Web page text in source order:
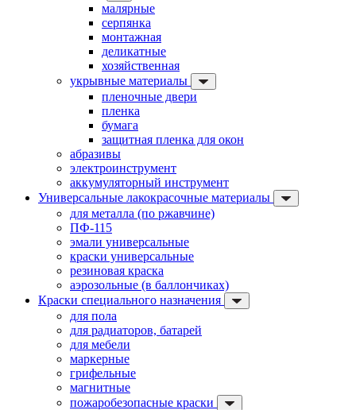
малярные
серпянка
монтажная
деликатные
хозяйственная
укрывные материалы
пленочные двери
пленка
бумага
защитная пленка для окон
абразивы
электроинструмент
аккумуляторный инструмент
Универсальные лакокрасочные материалы
для металла (по ржавчине)
ПФ-115
эмали универсальные
краски универсальные
резиновая краска
аэрозольные (в баллончиках)
Краски специального назначения
для пола
для радиаторов, батарей
для мебели
маркерные
грифельные
магнитные
пожаробезопасные краски